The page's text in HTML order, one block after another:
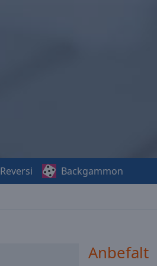
Reversi Backgammon
Anbefalt